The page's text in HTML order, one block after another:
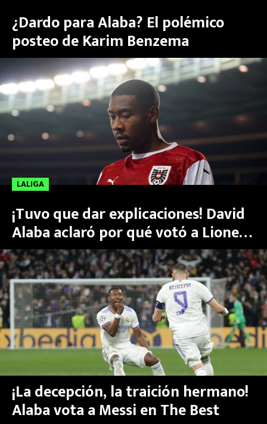
NFL
¿Dardo para Alaba? El polémico
posteo de Karim Benzema
LALIGA
¡Tuvo que dar explicaciones! David
Alaba aclaró por qué votó a Lionel
Messi
¡La decepción, la traición hermano!
Alaba vota a Messi en The Best